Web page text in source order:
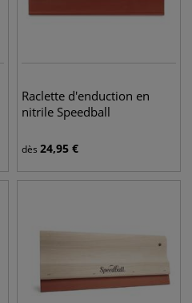
Raclette d'enduction en
nitrile Speedball
dès 24,95 €